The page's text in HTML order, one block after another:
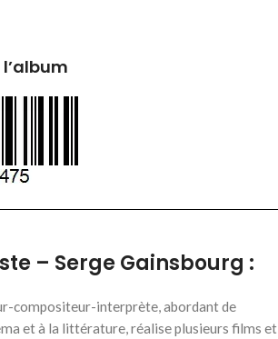
– Serge Gainsbourg :
compositeur-interprète, abordant de
et à la littérature, réalise plusieurs films et